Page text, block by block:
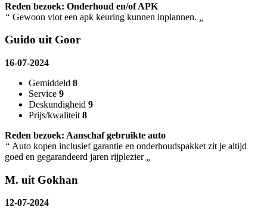
Reden bezoek: Onderhoud en/of APK
“ Gewoon vlot een apk keuring kunnen inplannen.
Guido uit Goor
16-07-2024
Gemiddeld 8
Service 9
Deskundigheid 9
Prijs/kwaliteit 8
Reden bezoek: Aanschaf gebruikte auto
“ Auto kopen inclusief garantie en onderhoudspakket zit je altijd
goed en gegarandeerd jaren rijplezier
M. uit Gokhan
12-07-2024